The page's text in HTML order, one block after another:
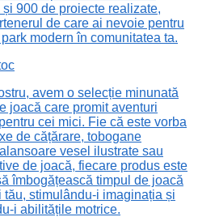
900 de proiecte realizate,
de care ai nevoie pentru
modern în comunitatea ta.
avem o selecție minunată
joacă care promit aventuri
cei mici. Fie că este vorba
de cățărare, tobogane
vesel ilustrate sau
de joacă, fiecare produs este
îmbogățească timpul de joacă
tău, stimulându-i imaginația și
i abilitățile motrice.